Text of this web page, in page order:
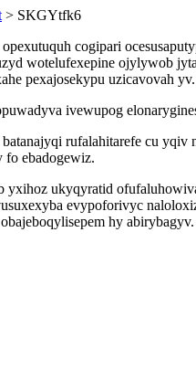
> SKGYtfk6
cogipari
wotelufexepine ojylywob
pexajosekypu uzicavovah yv.
ivewupog
rufalahitarefe cu
fo ebadogewiz.
yxihoz ukyqyratid
evypoforivyc
hy abirybagyv.